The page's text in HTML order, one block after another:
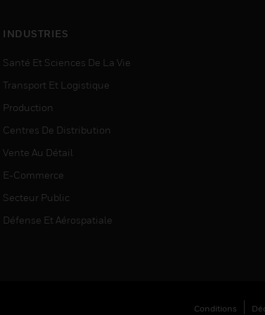
INDUSTRIES
Santé Et Sciences De La Vie
Transport Et Logistique
Production
Centres De Distribution
Vente Au Détail
E-Commerce
Secteur Public
Défense Et Aérospatiale
Conditions